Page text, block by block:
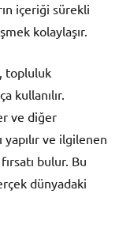
içeriği sürekli
kolaylaşır.
topluluk
kullanılır.
ve diğer
ve ilgilenen
bulur. Bu
dünyadaki